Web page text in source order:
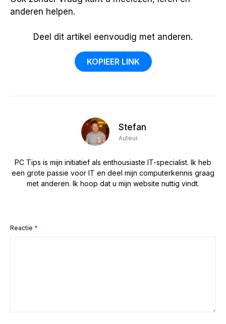
anderen helpen.
Deel dit artikel eenvoudig met anderen.
KOPIEER LINK
Stefan
Auteur
PC Tips is mijn initiatief als enthousiaste IT-specialist. Ik heb
een grote passie voor IT en deel mijn computerkennis graag
met anderen. Ik hoop dat u mijn website nuttig vindt.
Reactie *